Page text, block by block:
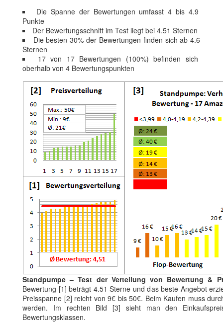
Die Spanne der Bewertungen umfasst 4 bis 4.9
Punkte
Der Bewertungsschnitt im Test liegt bei 4.51 Sternen
Die besten 30% der Bewertungen finden sich ab 4.6
Sternen
17 von 17 Bewertungen (100%) befinden sich
oberhalb von 4 Bewertungspunkten
Standpumpe – Test der Verteilung von Bewertung &
Bewertung [1] beträgt 4.51 Sterne und das beste Angebot
Preisspanne [2] reicht von 9€ bis 50€. Beim Kaufen muss
werden. Im rechten Bild [3] sieht man den
Bewertungsklassen.